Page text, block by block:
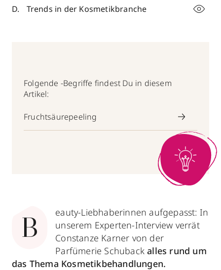
Trends in der Kosmetikbranche
Folgende -Begriffe findest Du in diesem
Artikel:
Fruchtsäurepeeling
B
eauty-Liebhaberinnen aufgepasst: In
unserem Experten-Interview verrät
Constanze Karner von der
Parfümerie Schubackalles rund um
das Thema Kosmetikbehandlungen.